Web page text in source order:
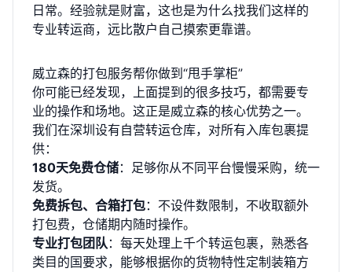
日常。经验就是财富，这也是为什么找我们这样的
专业转运商，远比散户自己摸索更靠谱。
威立森的打包服务帮你做到“甩手掌柜”
你可能已经发现，上面提到的很多技巧，都需要专
业的操作和场地。这正是威立森的核心优势之一。
我们在深圳设有自营转运仓库，对所有入库包裹提
供：
180天免费仓储：足够你从不同平台慢慢采购，统一
发货。
免费拆包、合箱打包：不设件数限制，不收取额外
打包费，仓储期内随时操作。
专业打包团队：每天处理上千个转运包裹，熟悉各
类目的国要求，能够根据你的货物特性定制装箱方